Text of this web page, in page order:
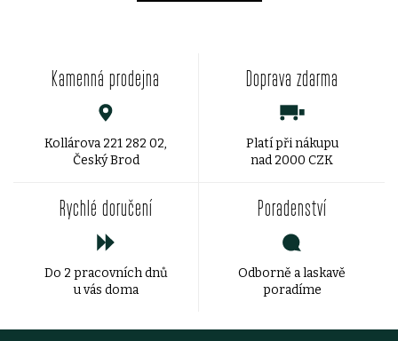
Kamenná prodejna
Kollárova 221 282 02,
Český Brod
Doprava zdarma
Platí při nákupu
nad 2000 CZK
Rychlé doručení
Do 2 pracovních dnů
u vás doma
Poradenství
Odborně a laskavě
poradíme